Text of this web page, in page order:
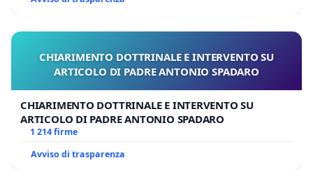
CHIARIMENTO DOTTRINALE E INTERVENTO SU
ARTICOLO DI PADRE ANTONIO SPADARO
CHIARIMENTO DOTTRINALE E INTERVENTO SU
ARTICOLO DI PADRE ANTONIO SPADARO
1 214 firme
Avviso di trasparenza